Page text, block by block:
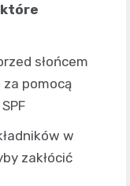
słońcem
za pomocą
w
zakłócić